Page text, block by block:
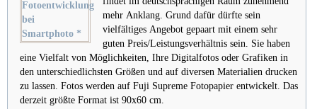
mehr Anklang. Grund dafür dürfte sein
vielfältiges Angebot gepaart mit einem sehr
guten Preis/Leistungsverhältnis sein. Sie haben
eine Vielfalt von Möglichkeiten, Ihre Digitalfotos oder Grafiken in
den unterschiedlichsten Größen und auf diversen Materialien drucken
zu lassen. Fotos werden auf Fuji Supreme Fotopapier entwickelt. Das
derzeit größte Format ist 90x60 cm.